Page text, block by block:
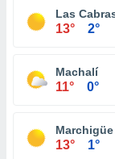
Las
13° 2°
Machalí
11° 0°
Marchigüe
13° 1°